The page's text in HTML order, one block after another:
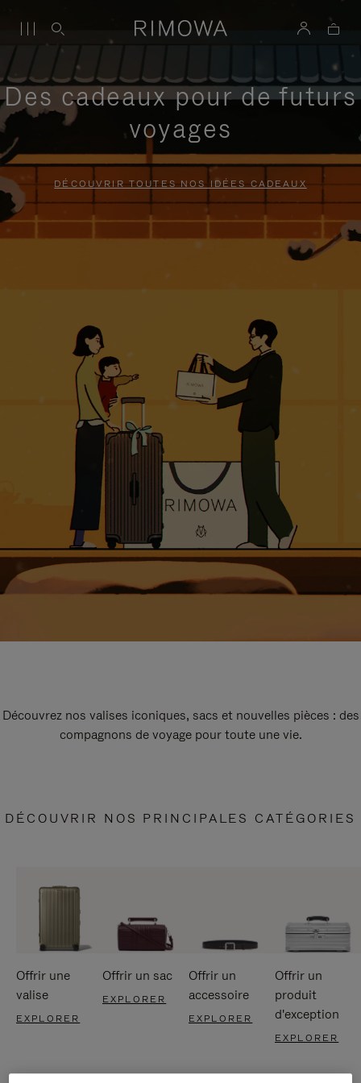
Des cadeaux pour de futurs
voyages
DÉCOUVRIR TOUTES NOS IDÉES CADEAUX
Découvrez nos valises iconiques, sacs et nouvelles pièces : des
compagnons de voyage pour toute une vie.
DÉCOUVRIR NOS PRINCIPALES CATÉGORIES
Offrir une
valise
EXPLORER
Offrir un sac
EXPLORER
Offrir un
accessoire
EXPLORER
Offrir un
produit
d'exception
EXPLORER